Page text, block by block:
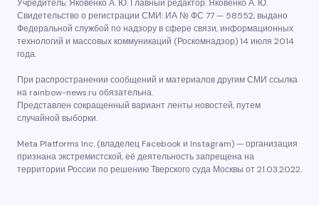
Учредитель: Яковенко А. Ю. Главный редактор: Яковенко А. Ю.
Свидетельство о регистрации СМИ: ИА № ФС 77 — 58552, выдано
Федеральной службой по надзору в сфере связи, информационных
технологий и массовых коммуникаций (Роскомнадзор) 14 июля 2014
года.
При распространении сообщений и материалов другим СМИ ссылка
на rainbow-news.ru обязательна.
Представлен сокращенный вариант ленты новостей, путем
случайной выборки.
Meta Platforms Inc. (владелец Facebook и Instagram) — организация
признана экстремистской, её деятельность запрещена на
территории России по решению Тверского суда Москвы от 21.03.2022.